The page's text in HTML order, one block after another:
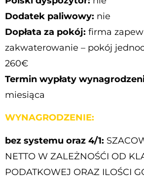
Dodatek paliwowy: nie
Dopłata za pokój: firma
zakwaterowanie – pokój
260€
Termin wypłaty
miesiąca
WYNAGRODZENIE:
bez systemu oraz 4/1:
NETTO W ZALEŻNOŚĆI OD
PODATKOWEJ ORAZ ILOŚCI